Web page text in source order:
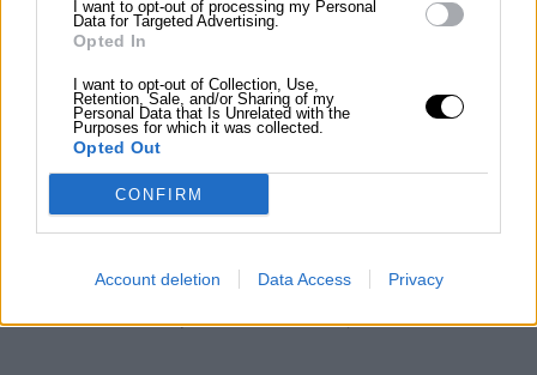
I want to opt-out of processing my Personal
Data for Targeted Advertising.
Opted In
I want to opt-out of Collection, Use,
Retention, Sale, and/or Sharing of my
Personal Data that Is Unrelated with the
Purposes for which it was collected.
Opted Out
CONFIRM
Account deletion Data Access Privacy
вызывать чувство уединения, как будто
своими мыслями.
чувство
Вдохновение
на творчество, побуждая его к созданию